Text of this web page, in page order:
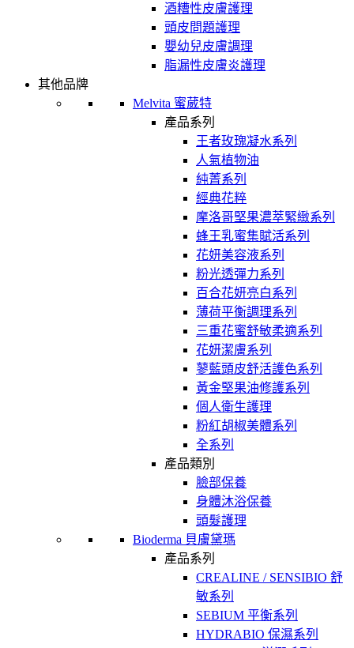
酒糟性皮膚護理
頭皮問題護理
嬰幼兒皮膚調理
脂漏性皮膚炎護理
其他品牌
Melvita 蜜葳特
產品系列
王者玫瑰凝水系列
人氣植物油
純菁系列
經典花粹
摩洛哥堅果濃萃緊緻系列
蜂王乳蜜集賦活系列
花妍美容液系列
粉光透彈力系列
百合花妍亮白系列
薄荷平衡調理系列
三重花蜜舒敏柔適系列
花妍潔膚系列
蓼藍頭皮舒活護色系列
黃金堅果油修護系列
個人衛生護理
粉紅胡椒美體系列
全系列
產品類別
臉部保養
身體沐浴保養
頭髮護理
Bioderma 貝膚黛瑪
產品系列
CREALINE / SENSIBIO 舒
敏系列
SEBIUM 平衡系列
HYDRABIO 保濕系列